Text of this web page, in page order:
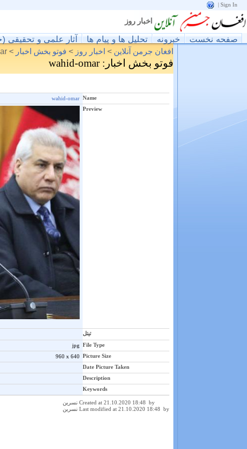
Sign In
اخبار روز
صفحه نخست خبرونه تحليل ها و پيام ها آثار علمی و تحقیقی
افغان جرمن آنلاین > اخبار روز > فوتو بخش اخبار >
فوتو بخش اخبار : wahid-omar
Name
wahid-omar
Preview
تیتل
File Type
jpg
Picture Size
960 x 640
Date Picture Taken
Description
Keywords
Created at 21.10.2020 18:48 by نسرین
Last modified at 21.10.2020 18:48 by نسرین